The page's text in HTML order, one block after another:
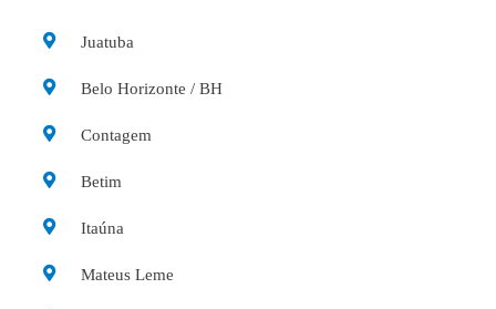
Juatuba
Belo Horizonte / BH
Contagem
Betim
Itaúna
Mateus Leme